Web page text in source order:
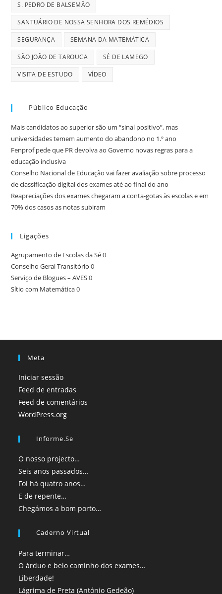
S. PEDRO DE BALSEMÃO
SANTUÁRIO DE NOSSA SENHORA DOS REMÉDIOS
SEGURANÇA SEMANA DA MATEMÁTICA
SÃO JOÃO DE TAROUCA SÉ DE LAMEGO
VISITA DE ESTUDO VÍDEO
Público Educação
Mais candidatos ao superior são um “sinal positivo”, mas
universidades temem aumento do abandono no 1.º ano
Fenprof pede que PR devolva ao Governo novas regras para a
educação inclusiva
Conselho Nacional de Educação vai fazer avaliação sobre processo
de classificação digital dos exames até ao final do ano
Reapreciações dos exames chegaram a conta-gotas às escolas e em
70% dos casos as notas subiram
Ligações
Agrupamento de Escolas da Sé0
Conselho Geral Transitório 0
Serviço de Blogues – AVES0
Sítio com Matemática0
Meta
Iniciar sessão
Feed de entradas
Feed de comentários
WordPress.org
Informe.se
O nosso projecto…
Seis anos passados…
Foi há quatro anos…
E de repente…
Chegámos a bom porto…
Caderno Virtual
Para terminar…
O árduo e belo caminho dos exames…
Liberdade!
Lágrima de Preta (António Gedeão)